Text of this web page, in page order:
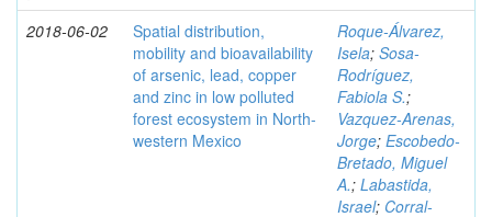
2018-06-02
Spatial distribution,
mobility and bioavailability
of arsenic, lead, copper
and zinc in low polluted
forest ecosystem in North-
western Mexico
Roque-Álvarez,
Isela; Sosa-
Rodríguez,
Fabiola S.;
Vazquez-Arenas,
Jorge; Escobedo-
Bretado, Miguel
A.; Labastida,
Israel; Corral-